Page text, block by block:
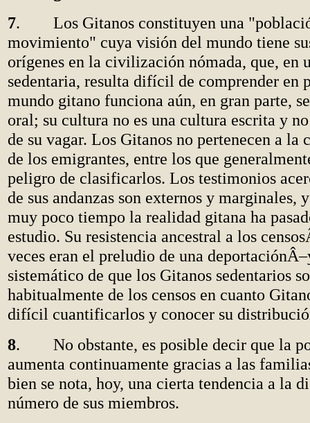
7. Los Gitanos constituyen una
movimiento" cuya visión del mundo tiene
orígenes en la civilización nómada, que, en
sedentaria, resulta difícil de comprender en
mundo gitano funciona aún, en gran parte,
oral; su cultura no es una cultura escrita y
de su vagar. Los Gitanos no pertenecen a la
de los emigrantes, entre los que
peligro de clasificarlos. Los testimonios
de sus andanzas son externos y marginales,
muy poco tiempo la realidad gitana ha
estudio. Su resistencia ancestral a los
veces eran el preludio de una
sistemático de que los Gitanos sedentarios
habitualmente de los censos en cuanto
difícil cuantificarlos y conocer su
8. No obstante, es posible decir que la
aumenta continuamente gracias a las
bien se nota, hoy, una cierta tendencia a la
número de sus miembros.